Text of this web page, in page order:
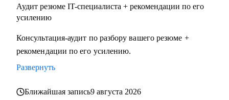
Аудит резюме IT-специалиста + рекомендации по его
усилению
Консультация-аудит по разбору вашего резюме +
рекомендации по его усилению.
Развернуть
Ближайшая запись9 августа 2026